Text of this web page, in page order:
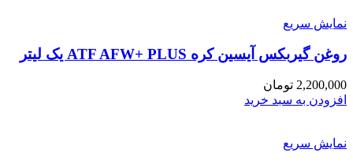
نمایش سریع
روغن گیربکس آیسین کره ATF AFW+ PLUS یک لیتر
2,200,000 تومان
افزودن به سبد خرید
نمایش سریع